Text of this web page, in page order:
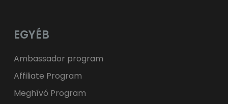
EGYÉB
Ambassador program
Affiliate Program
Meghívó Program